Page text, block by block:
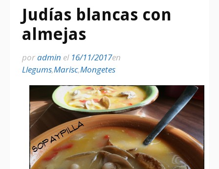
Judías blancas con
almejas
poradmin el 16/11/2017en
Llegums,Marisc,Mongetes